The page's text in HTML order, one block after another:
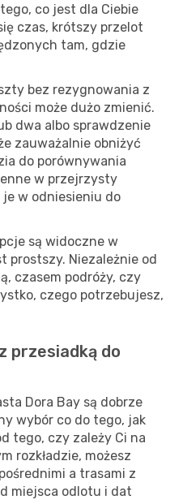
co jest dla Ciebie
czas, krótszy przelot
tam, gdzie
bez rezygnowania z
może dużo zmienić.
dwa albo sprawdzenie
zauważalnie obniżyć
do porównywania
w przejrzysty
je w odniesieniu do
są widoczne w
prostszy. Niezależnie od
czasem podróży, czy
czego potrzebujesz,
przesiadką do
Dora Bay są dobrze
wybór co do tego, jak
tego, czy zależy Ci na
rozkładzie, możesz
a trasami z
miejsca odlotu i dat